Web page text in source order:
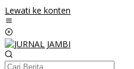
Lewati ke konten